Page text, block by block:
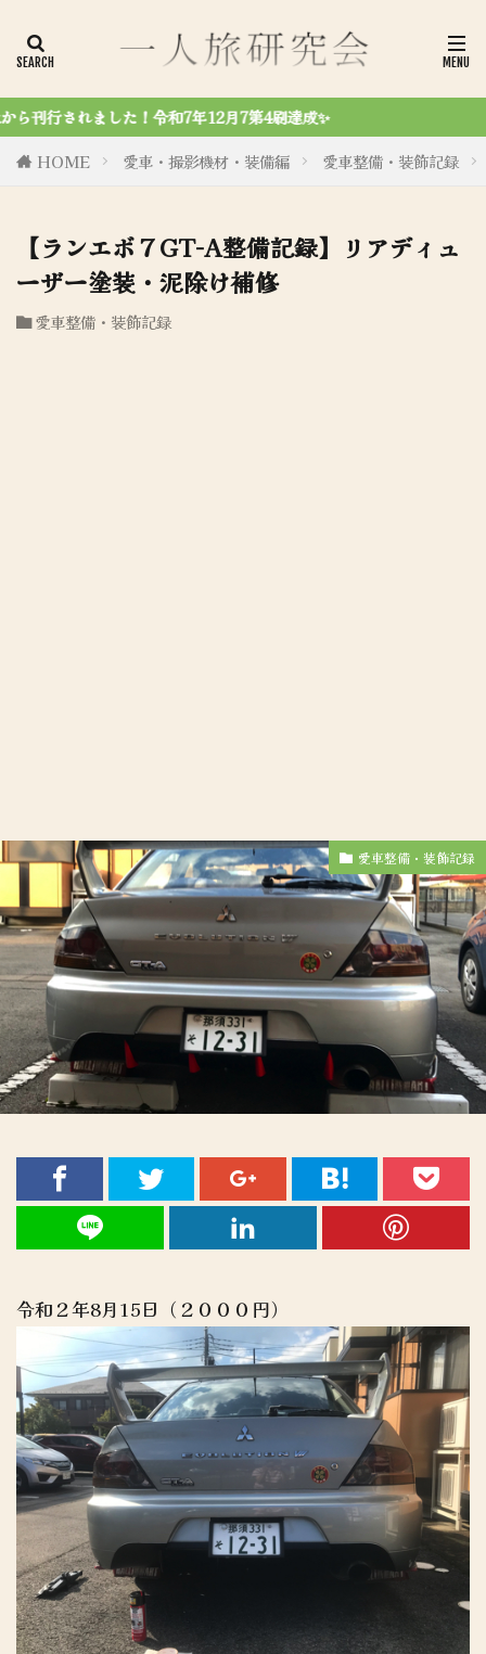
HOME
愛車・撮影機材・装備編 愛車整備・装飾記録
【ランエボ７GT-A整備記録】リアディュ
ーザー塗装・泥除け補修
愛車整備・装飾記録
愛車整備・装飾記録
令和２年8月15日（２０００円）